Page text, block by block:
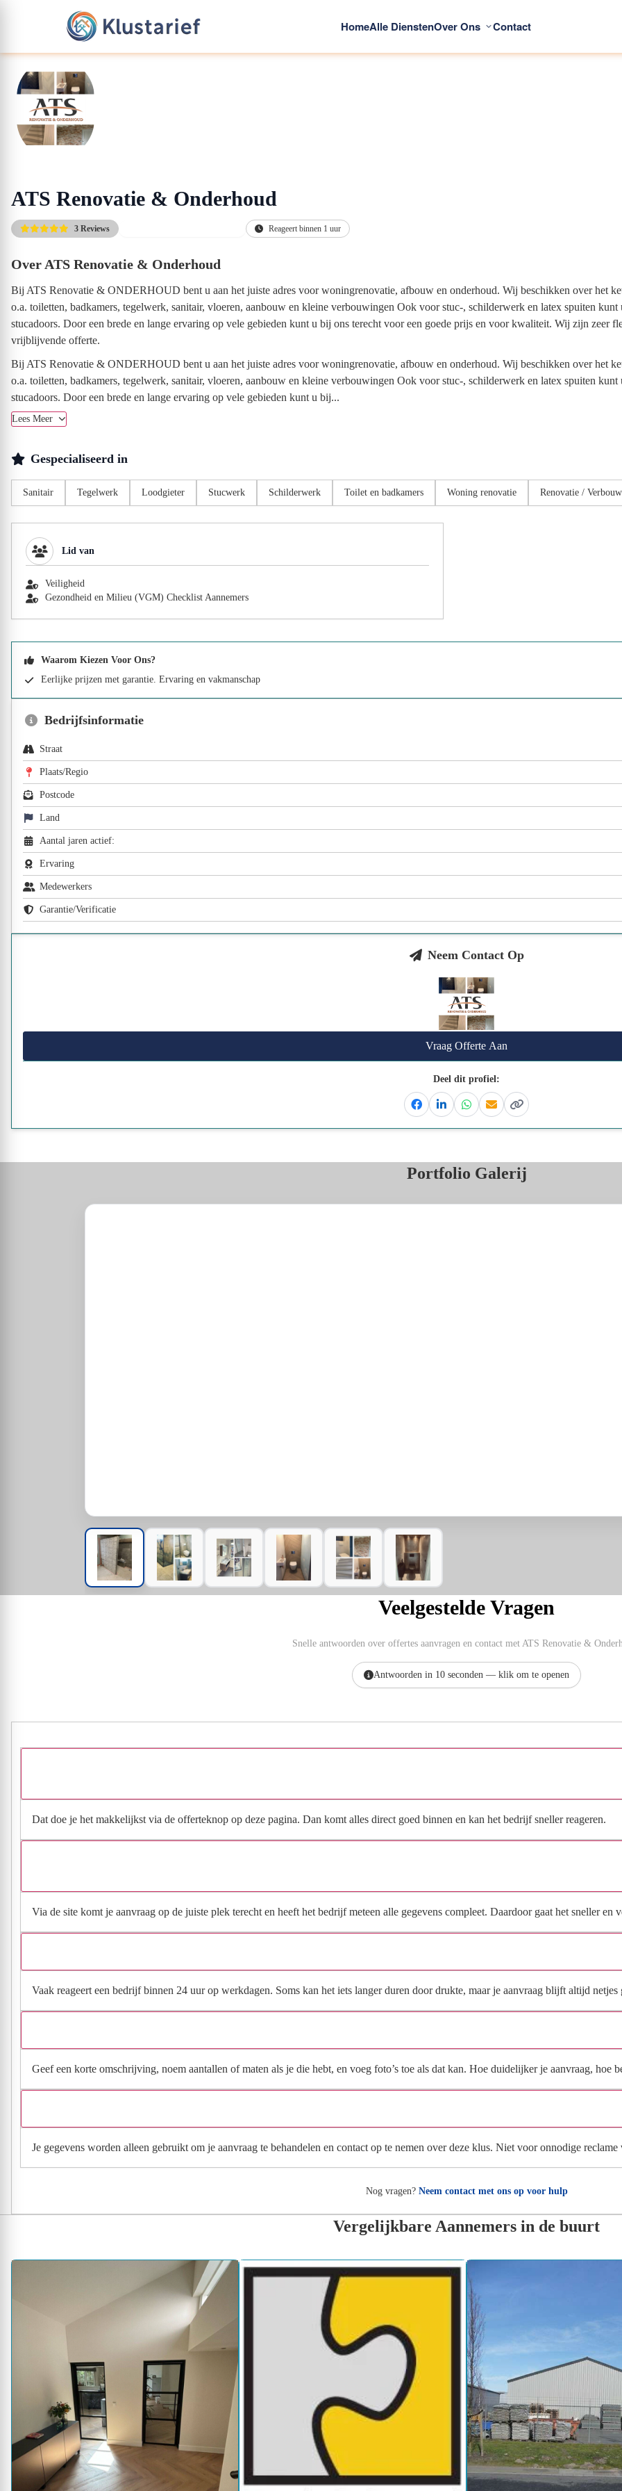
HomeAlle DienstenOver Ons Contact
ATS Renovatie & Onderhoud
3 Reviews Reageert binnen 1 uur
Over ATS Renovatie & Onderhoud
Bij ATS Renovatie & ONDERHOUD bent u aan het juiste adres voor woningrenovatie, afbouw en onderhoud. Wij beschikken over het
o.a. toiletten, badkamers, tegelwerk, sanitair, vloeren, aanbouw en kleine verbouwingen Ook voor stuc-, schilderwerk en latex spuiten
stucadoors. Door een brede en lange ervaring op vele gebieden kunt u bij ons terecht voor een goede prijs en voor kwaliteit. Wij zijn zeer
vrijblijvende offerte.
Bij ATS Renovatie & ONDERHOUD bent u aan het juiste adres voor woningrenovatie, afbouw en onderhoud. Wij beschikken over het
o.a. toiletten, badkamers, tegelwerk, sanitair, vloeren, aanbouw en kleine verbouwingen Ook voor stuc-, schilderwerk en latex spuiten
stucadoors. Door een brede en lange ervaring op vele gebieden kunt u bij...
Lees Meer
Gespecialiseerd in
Sanitair Tegelwerk Loodgieter Stucwerk Schilderwerk Toilet en badkamers Woning renovatie Renovatie /
Lid van
Veiligheid
Gezondheid en Milieu (VGM) Checklist Aannemers
Waarom Kiezen Voor Ons?
Eerlijke prijzen met garantie. Ervaring en vakmanschap
Bedrijfsinformatie
Straat
Plaats/Regio
Postcode
Land
Aantal jaren actief:
Ervaring
Medewerkers
Garantie/Verificatie
Neem Contact Op
Vraag Offerte Aan
Deel dit profiel:
FacebookLinkedinWhatsapp
EmailKopieer link
Portfolio Galerij
Veelgestelde Vragen
Snelle antwoorden over offertes aanvragen en contact met ATS Renovatie &
Antwoorden in 10 seconden — klik om te openen
Dat doe je het makkelijkst via de offerteknop op deze pagina. Dan komt alles direct goed binnen en kan het bedrijf sneller reageren.
Via de site komt je aanvraag op de juiste plek terecht en heeft het bedrijf meteen alle gegevens compleet. Daardoor gaat het sneller en
Vaak reageert een bedrijf binnen 24 uur op werkdagen. Soms kan het iets langer duren door drukte, maar je aanvraag blijft altijd netjes
Geef een korte omschrijving, noem aantallen of maten als je die hebt, en voeg foto’s toe als dat kan. Hoe duidelijker je aanvraag, hoe
Je gegevens worden alleen gebruikt om je aanvraag te behandelen en contact op te nemen over deze klus. Niet voor onnodige reclame
Nog vragen? Neem contact met ons op voor hulp
Vergelijkbare Aannemers in de buurt